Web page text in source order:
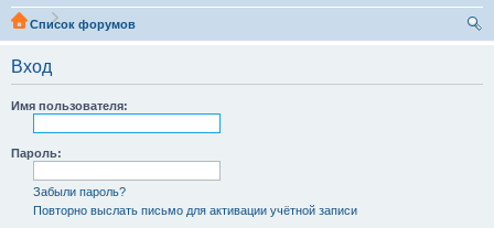
Список форумов
Вход
Имя пользователя:
Пароль:
Забыли пароль?
Повторно выслать письмо для активации учётной записи